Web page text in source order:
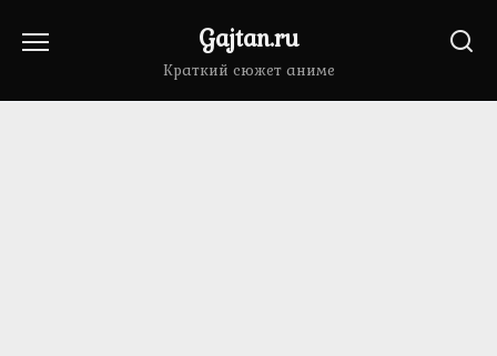
Gajtan.ru
Краткий сюжет аниме